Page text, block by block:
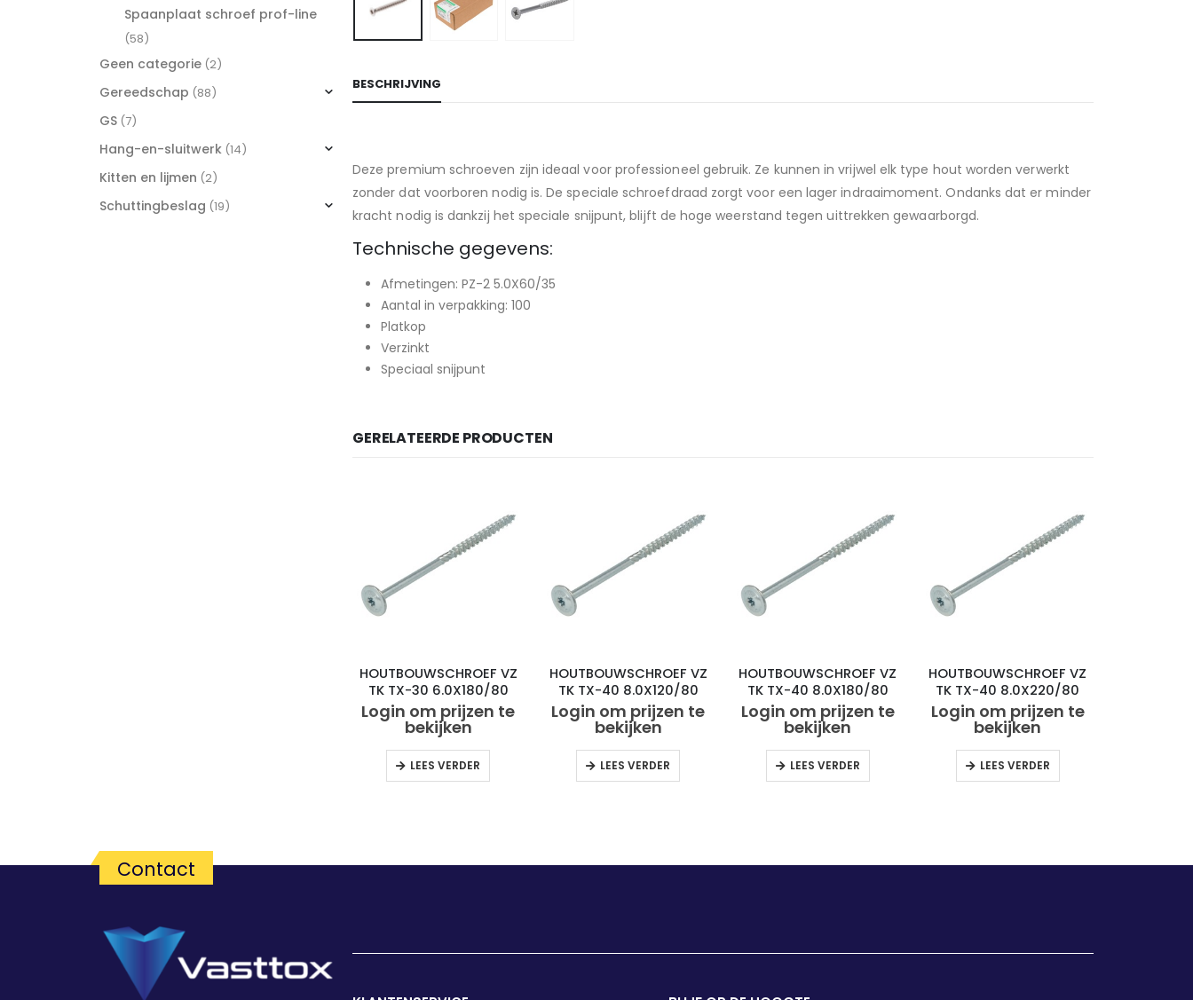
BESCHRIJVING
Deze premium schroeven zijn ideaal voor professioneel gebruik. Ze kunnen in vrijwel elk type hout worden verwerkt
zonder dat voorboren nodig is. De speciale schroefdraad zorgt voor een lager indraaimoment. Ondanks dat er minder
kracht nodig is dankzij het speciale snijpunt, blijft de hoge weerstand tegen uittrekken gewaarborgd.
Technische gegevens:
Afmetingen: PZ-2 5.0X60/35
Aantal in verpakking: 100
Platkop
Verzinkt
Speciaal snijpunt
GERELATEERDE PRODUCTEN
HOUTBOUWSCHROEF VZ
TK TX-30 6.0X180/80
(50)
Login om prijzen te
bekijken
LEES VERDER
HOUTBOUWSCHROEF VZ
TK TX-40 8.0X120/80
(50)
Login om prijzen te
bekijken
LEES VERDER
HOUTBOUWSCHROEF VZ
TK TX-40 8.0X180/80
(50)
Login om prijzen te
bekijken
LEES VERDER
HOUTBOUWSCHROEF VZ
TK TX-40 8.0X220/80
(50)
Login om prijzen te
bekijken
LEES VERDER
Spaanplaat schroef prof-line
(58)
Geen categorie (2)
Gereedschap (88)
GS (7)
Hang-en-sluitwerk (14)
Kitten en lijmen (2)
Schuttingbeslag (19)
Contact